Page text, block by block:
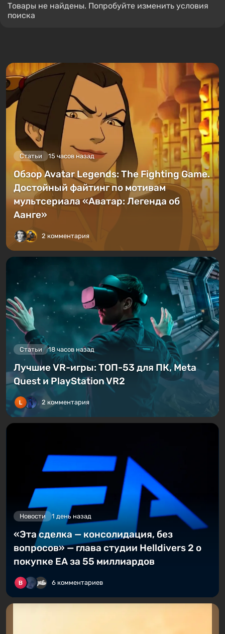
Товары не найдены. Попробуйте изменить условия
поиска
Статьи 15 часов назад
Обзор Avatar Legends: The Fighting Game.
Достойный файтинг по мотивам
мультсериала «Аватар: Легенда об
Аанге»
2 комментария
Статьи 18 часов назад
Лучшие VR-игры: ТОП-53 для ПК, Meta
Quest и PlayStation VR2
2 комментария
Новости 1 день назад
«Эта сделка — консолидация, без
вопросов» — глава студии Helldivers 2 о
покупке EA за 55 миллиардов
6 комментариев